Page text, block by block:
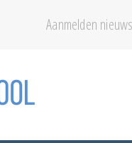
Aanmelden